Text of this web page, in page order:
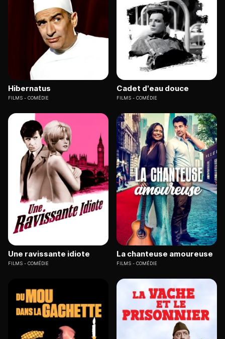
Hibernatus
FILMS COMÉDIE
Cadet d'eau douce
FILMS COMÉDIE
Une ravissante idiote
FILMS COMÉDIE
La chanteuse amoureuse
FILMS COMÉDIE